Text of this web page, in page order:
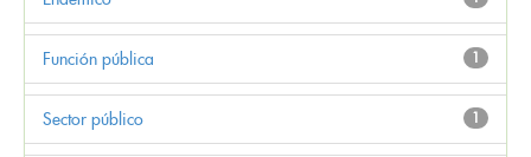
1
Función pública
1
Sector público